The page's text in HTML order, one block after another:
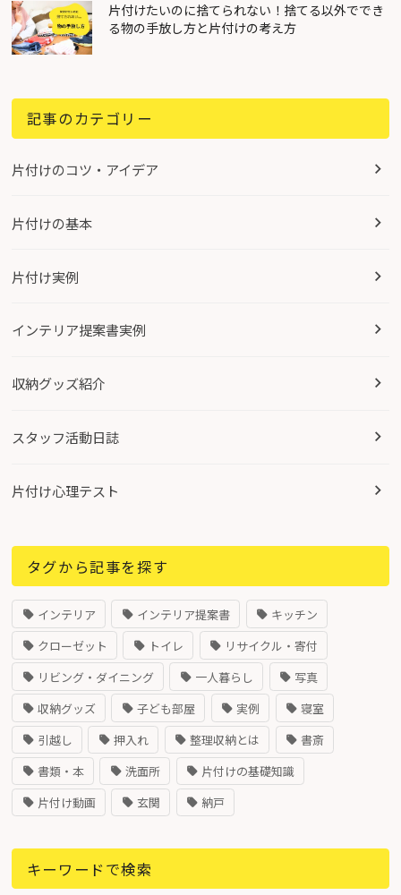
片付けたいのに捨てられない！捨てる以外ででき
る物の手放し方と片付けの考え方
記事のカテゴリー
片付けのコツ・アイデア
片付けの基本
片付け実例
インテリア提案書実例
収納グッズ紹介
スタッフ活動日誌
片付け心理テスト
タグから記事を探す
インテリア インテリア提案書
キッチン
クローゼット
トイレ
リサイクル・寄付
リビング・ダイニング
一人暮らし
写真
収納グッズ
子ども部屋 実例
寝室
引越し
押入れ 整理収納とは
書斎
書類・本
洗面所
片付けの基礎知識
片付け動画
玄関 納戸
キーワードで検索